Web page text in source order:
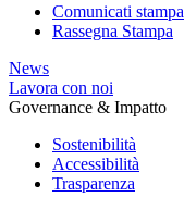
Comunicati stampa
Rassegna Stampa
News
Lavora con noi
Governance & Impatto
Sostenibilità
Accessibilità
Trasparenza